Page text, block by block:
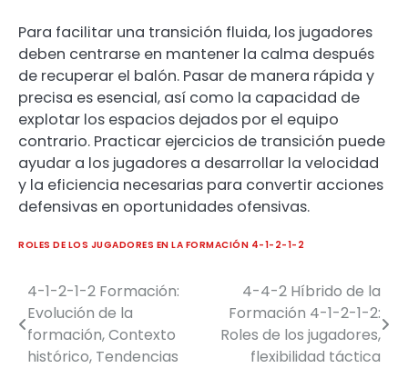
Para facilitar una transición fluida, los jugadores
deben centrarse en mantener la calma después
de recuperar el balón. Pasar de manera rápida y
precisa es esencial, así como la capacidad de
explotar los espacios dejados por el equipo
contrario. Practicar ejercicios de transición puede
ayudar a los jugadores a desarrollar la velocidad
y la eficiencia necesarias para convertir acciones
defensivas en oportunidades ofensivas.
ROLES DE LOS JUGADORES EN LA FORMACIÓN 4-1-2-1-2
Post
navigation
4-1-2-1-2 Formación:
Evolución de la
formación, Contexto
histórico, Tendencias
4-4-2 Híbrido de la
Formación 4-1-2-1-2:
Roles de los jugadores,
flexibilidad táctica